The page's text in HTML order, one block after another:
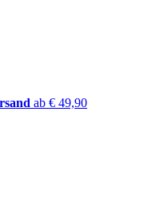
ab € 49,90